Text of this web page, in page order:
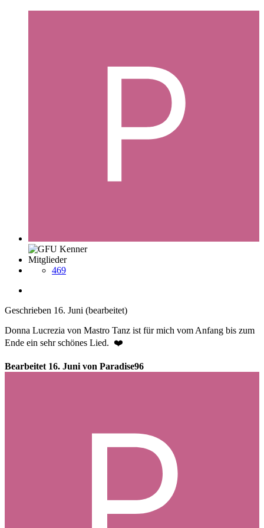
Mitglieder
469
Geschrieben 16. Juni (bearbeitet)
Donna Lucrezia von Mastro Tanz ist für mich vom Anfang bis zum
Ende ein sehr schönes Lied. ❤️
Bearbeitet 16. Juni von Paradise96